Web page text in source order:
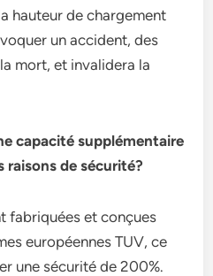
hauteur de chargement
un accident, des
mort, et invalidera la
capacité supplémentaire
raisons de sécurité?
fabriquées et conçues
européennes TUV, ce
une sécurité de 200%.